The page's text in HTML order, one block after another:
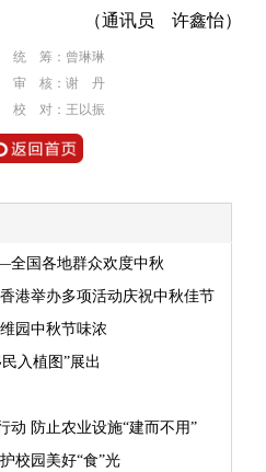
（通讯员 许鑫怡）
统 筹：曾琳琳
审 核：谢 丹
校 对：王以振
国各地群众欢度中秋
港举办多项活动庆祝中秋佳节
园中秋节味浓
入植图”展出
动 防止农业设施“建而不用”
校园美好“食”光